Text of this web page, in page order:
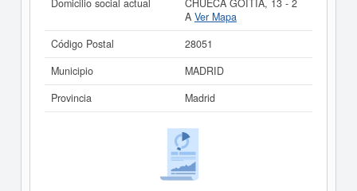
Domicilio social actual
CHUECA GOITIA, 13 - 2
A Ver Mapa
Código Postal
28051
Municipio
MADRID
Provincia
Madrid